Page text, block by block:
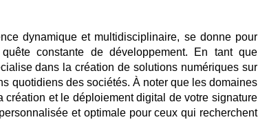
dynamique et multidisciplinaire, se donne pour
constante de développement. En tant que
dans la création de solutions numériques sur
quotidiens des sociétés. À noter que les domaines
et le déploiement digital de votre signature
et optimale pour ceux qui recherchent